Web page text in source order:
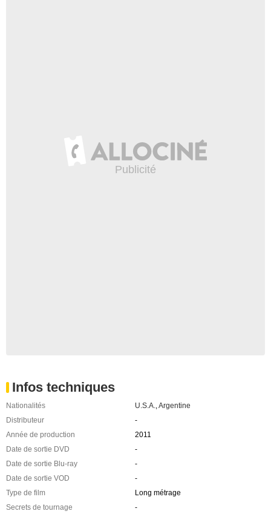
Infos techniques
Nationalités U.S.A.,Argentine
Distributeur
-
Année de production
2011
Date de sortie DVD
-
Date de sortie Blu-ray
-
Date de sortie VOD
-
Type de film
Long métrage
Secrets de tournage
-